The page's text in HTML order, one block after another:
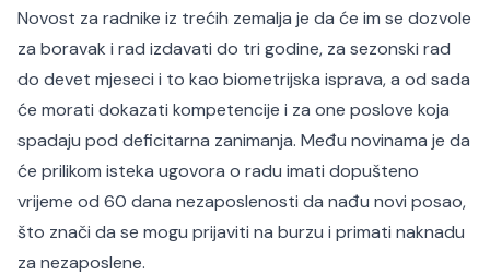
Novost za radnike iz trećih zemalja je da će im se dozvole
za boravak i rad izdavati do tri godine, za sezonski rad
do devet mjeseci i to kao biometrijska isprava, a od sada
će morati dokazati kompetencije i za one poslove koja
spadaju pod deficitarna zanimanja. Među novinama je da
će prilikom isteka ugovora o radu imati dopušteno
vrijeme od 60 dana nezaposlenosti da nađu novi posao,
što znači da se mogu prijaviti na burzu i primati naknadu
za nezaposlene.